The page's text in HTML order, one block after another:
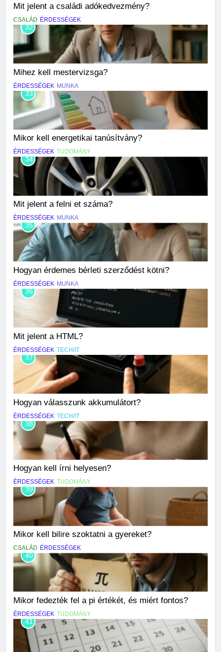
Mit jelent a családi adókedvezmény?
CSALÁD ÉRDESSÉGEK
32
Mihez kell mestervizsga?
ÉRDESSÉGEK MUNKA
33
Mikor kell energetikai tanúsítvány?
ÉRDESSÉGEK TUDOMÁNY
34
Mit jelent a felni et száma?
ÉRDESSÉGEK MUNKA
35
Hogyan érdemes bérleti szerződést kötni?
ÉRDESSÉGEK MUNKA
36
Mit jelent a HTML?
ÉRDESSÉGEK TECH/IT
37
Hogyan válasszunk akkumulátort?
ÉRDESSÉGEK TECH/IT
38
Hogyan kell írni helyesen?
ÉRDESSÉGEK TUDOMÁNY
39
Mikor kell bilire szoktatni a gyereket?
CSALÁD ÉRDESSÉGEK
40
Mikor fedezték fel a pi értékét, és miért fontos?
ÉRDESSÉGEK TUDOMÁNY
41